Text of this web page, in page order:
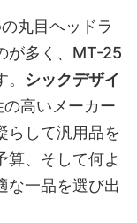
丸目ヘッドラ
が多く、MT-25
シックデザイ
高いメーカー
らして汎用品を
算、そして何よ
な一品を選び出